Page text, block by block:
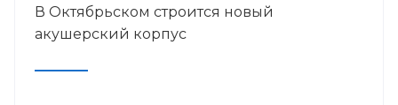
В Октябрьском строится новый
акушерский корпус